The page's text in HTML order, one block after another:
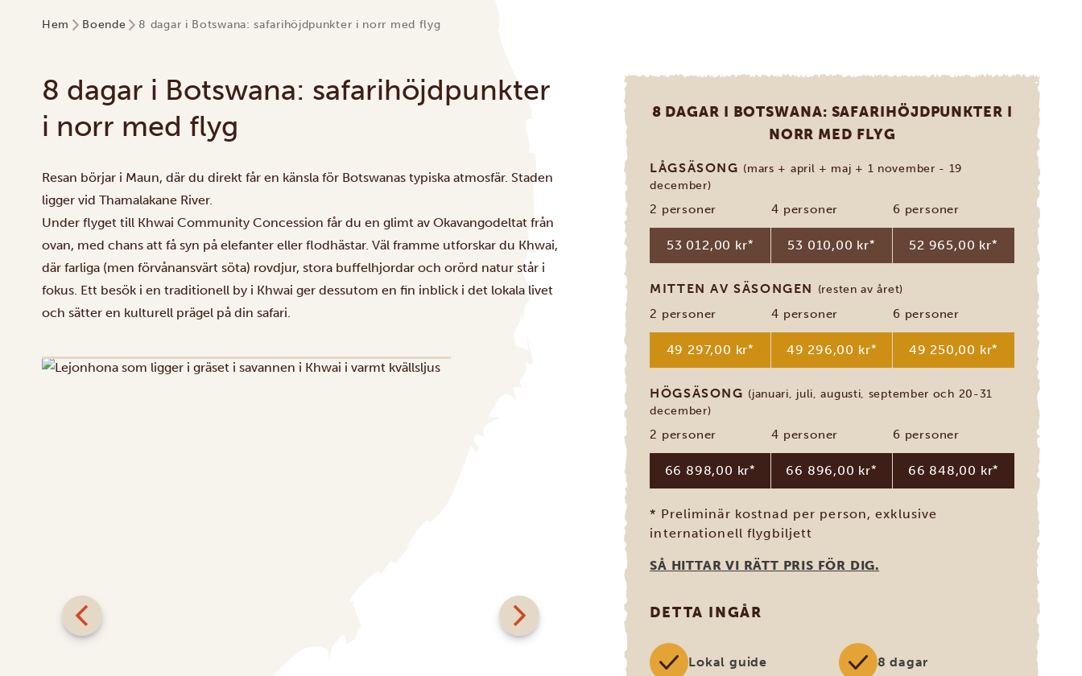
Hem Boende 8 dagar i Botswana: safarihöjdpunkter i norr med flyg
8 dagar i Botswana: safarihöjdpunkter
i norr med flyg
Resan börjar i Maun, där du direkt får en känsla för Botswanas typiska atmosfär. Staden
ligger vid Thamalakane River.
Under flyget till Khwai Community Concession får du en glimt av Okavangodeltat från
ovan, med chans att få syn på elefanter eller flodhästar. Väl framme utforskar du Khwai,
där farliga (men förvånansvärt söta) rovdjur, stora buffelhjordar och orörd natur står i
fokus. Ett besök i en traditionell by i Khwai ger dessutom en fin inblick i det lokala livet
och sätter en kulturell prägel på din safari.
8 DAGAR I BOTSWANA: SAFARIHÖJDPUNKTER I
NORR MED FLYG
LÅGSÄSONG (mars + april + maj + 1 november - 19
december)
2 personer
53 012,00 kr*
4 personer
53 010,00 kr*
6 personer
52 965,00 kr*
MITTEN AV SÄSONGEN (resten av året)
2 personer
49 297,00 kr*
4 personer
49 296,00 kr*
6 personer
49 250,00 kr*
HÖGSÄSONG (januari, juli, augusti, september och 20-31
december)
2 personer
66 898,00 kr*
4 personer
66 896,00 kr*
6 personer
66 848,00 kr*
* Preliminär kostnad per person, exklusive
internationell flygbiljett
SÅ HITTAR VI RÄTT PRIS FÖR DIG.
DETTA INGÅR
Lokal guide 8 dagar